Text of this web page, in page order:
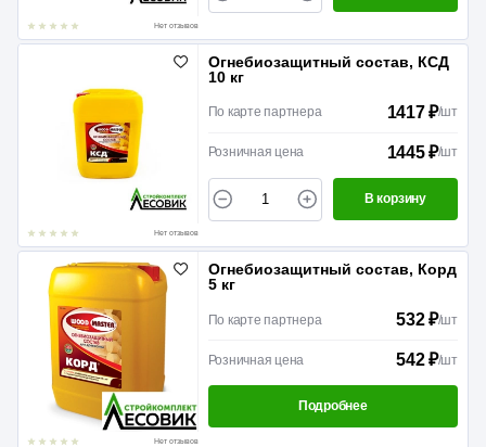
Нет отзывов
Нет отзывов
Огнебиозащитный состав, КСД
10 кг
По карте партнера 1417 ₽/шт
Розничная цена 1445 ₽/шт
В корзину
Нет отзывов
Огнебиозащитный состав, Корд
5 кг
По карте партнера 532 ₽/шт
Розничная цена 542 ₽/шт
Подробнее